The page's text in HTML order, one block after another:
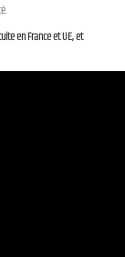
en France et UE, et